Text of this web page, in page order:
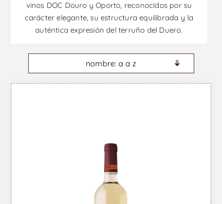
vinos DOC Douro y Oporto, reconocidos por su
carácter elegante, su estructura equilibrada y la
auténtica expresión del terruño del Duero.